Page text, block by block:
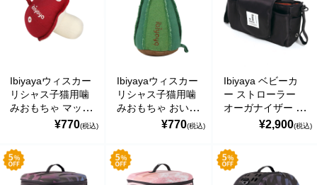
Fold イビヤヤ
FS2470-T
可能 イビヤヤ
FP0005
ップ イビヤヤ
FP0010
Ibiyayaウィスカー
リシャス子猫用噛
みおもちゃ マッシ
ュルーム イビヤヤ
¥770(税込)
Ibiyayaウィスカー
リシャス子猫用噛
みおもちゃ おいし
いオクラ イビヤヤ
¥770(税込)
Ibiyaya ベビーカ
ー ストローラー
オーガナイザー 犬
の散歩用に設計 ブ
FP0032-B
¥2,900(税込)
家電
ガーデニング
ベビーおもちゃ・子供用品
直輸入品